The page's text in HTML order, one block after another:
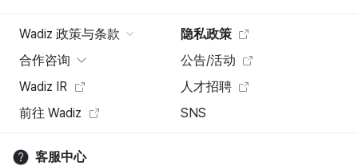
Wadiz 政策与条款
隐私政策
合作咨询
公告/活动
Wadiz IR
人才招聘
前往 Wadiz
SNS
客服中心